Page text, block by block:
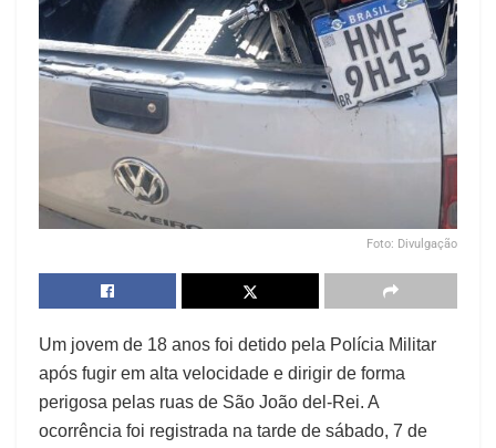
Foto: Divulgação
Um jovem de 18 anos foi detido pela Polícia Militar
após fugir em alta velocidade e dirigir de forma
perigosa pelas ruas de São João del-Rei. A
ocorrência foi registrada na tarde de sábado, 7 de